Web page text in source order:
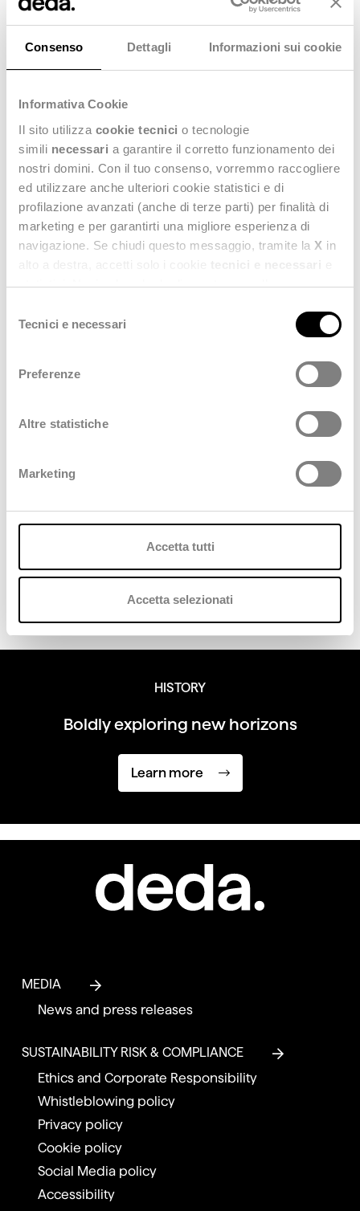
Consenso Dettagli Informazioni sui cookie
Informativa Cookie
Il sito utilizza cookie tecnici o tecnologie
simili necessari a garantire il corretto funzionamento dei
nostri domini. Con il tuo consenso, vorremmo raccogliere
ed utilizzare anche ulteriori cookie statistici e di
profilazione avanzati (anche di terze parti) per finalità di
marketing e per garantirti una migliore esperienza di
navigazione. Se chiudi questo messaggio, tramite la X in
statistici. Naviga le schede di questo pannello per
maggiori informazioni consulta anche la nostra
Privacy
delTecnici e necessari
Preferenze
Altre statistiche
Marketing
Accetta tutti
Accetta selezionati
“It is dedication that inspires people to work
generating the greatest possible positive
opportunities into tangible results. This is a
conviction we wanted to clearly covey with
our new Deda brand”.
Marco Podini, Dedagroup’s Executive
Chairman
HISTORY
Boldly exploring new horizons
Learn more
MEDIA
News and press releases
SUSTAINABILITY RISK & COMPLIANCE
Ethics and Corporate Responsibility
Whistleblowing policy
Privacy policy
Cookie policy
Social Media policy
Accessibility